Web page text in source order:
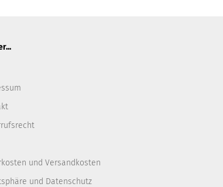
und Versandkosten
und Datenschutz